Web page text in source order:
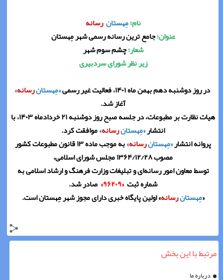
نام؛مِهستان رسانه
عنوان؛جامع ترین رسانه رسمی شهر مِهستان
شعار؛چشم سوم شهر
زیر نظر شورای سردبیری
در روز دوشنبه دهم بهمن ماه ۱۴۰۱، فعالیت غیر رسمی
«مِهستانرسانه»
آغاز شد.
هیات نظارت بر مطبوعات، در جلسه صبح روز دوشنبه ۲۱ خردادماه ۱۴۰۳، با
انتشار«مِهستانرسانه»موافقت کرد.
پروانه انتشار«مِهستانرسانه»
به موجب ماده ۱۳ قانون مطبوعات کشور
مصوب ۱۳۶۴/۱۲/۲۸ مجلس شورای اسلامی،
توسط معاون امور رسانه‌ای و تبلیغات وزارت فرهنگ و ارشاد اسلامی به
شماره ثبت «۹۶۲۰۹»
صادر شد.
«مِهستانرسانه»اولین پایگاه خبری دارای مجوز شهر مِهستان است.
مرتبط با این بخش
درباره ما